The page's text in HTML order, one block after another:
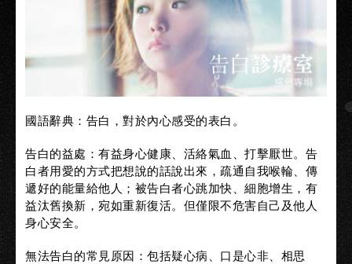
國語辭典：告白，對於內心感受的表白。
告白的益處：有益身心健康、活絡氣血、打擊厭世。告
白者用愛的方式把想說的話說出來，疏通自我喉輪、傳
遞好的能量給他人；被告白者心跳加快、細胞增生，有
益汰舊換新，宛如重新復活。但僅限不危害自己及他人
身心安全。
無法告白的常見原因：包括疑心病、口是心非、相思